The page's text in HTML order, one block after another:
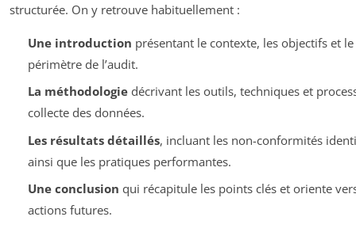
structurée. On y retrouve habituellement :
Une introduction présentant le contexte, les objectifs et le
périmètre de l’audit.
La méthodologiedécrivant les outils, techniques et
collecte des données.
Les résultats détaillés, incluant les non-conformités
ainsi que les pratiques performantes.
Une conclusion qui récapitule les points clés et oriente
actions futures.